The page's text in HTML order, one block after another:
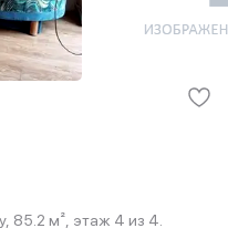
85.2 м², этаж 4 из 4.